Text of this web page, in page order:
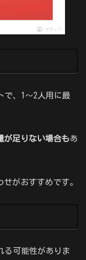
ポチップ
で、1〜2人用に最
が足りない場合もあ
がおすすめです。
る可能性がありま